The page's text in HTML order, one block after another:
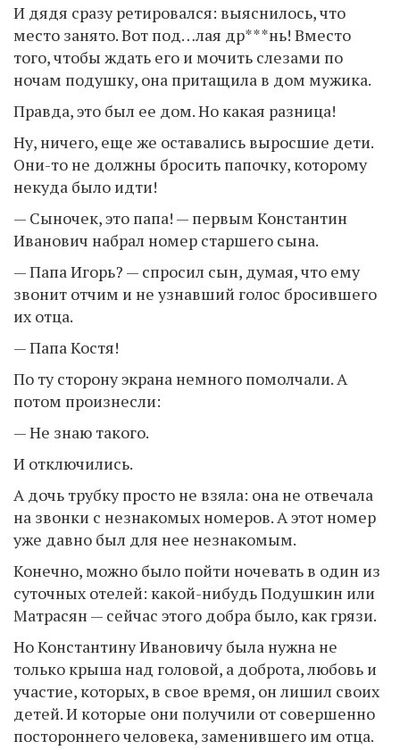
И дядя сразу ретировался: выяснилось, что
место занято. Вот под…лая др***нь! Вместо
того, чтобы ждать его и мочить слезами по
ночам подушку, она притащила в дом мужика.
Правда, это был ее дом. Но какая разница!
Ну, ничего, еще же оставались выросшие дети.
Они-то не должны бросить папочку, которому
некуда было идти!
— Сыночек, это папа! — первым Константин
Иванович набрал номер старшего сына.
— Папа Игорь? — спросил сын, думая, что ему
звонит отчим и не узнавший голос бросившего
их отца.
— Папа Костя!
По ту сторону экрана немного помолчали. А
потом произнесли:
— Не знаю такого.
И отключились.
А дочь трубку просто не взяла: она не отвечала
на звонки с незнакомых номеров. А этот номер
уже давно был для нее незнакомым.
Конечно, можно было пойти ночевать в один из
суточных отелей: какой-нибудь Подушкин или
Матрасян — сейчас этого добра было, как грязи.
Но Константину Ивановичу была нужна не
только крыша над головой, а доброта, любовь и
участие, которых, в свое время, он лишил своих
детей. И которые они получили от совершенно
постороннего человека, заменившего им отца.